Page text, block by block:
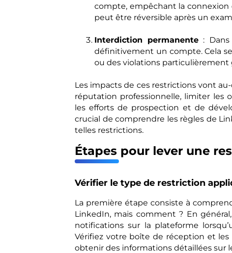
compte, empêchant la connexion
peut être réversible après un
Interdiction permanente :
définitivement un compte. Cela
ou des violations particulièrement
Les impacts de ces restrictions vont
réputation professionnelle, limiter les
les efforts de prospection et de
crucial de comprendre les règles de
telles restrictions.
Étapes pour lever une
Vérifier le type de restriction
La première étape consiste à
LinkedIn, mais comment ? En
notifications sur la plateforme
Vérifiez votre boîte de réception et
obtenir des informations détaillées sur